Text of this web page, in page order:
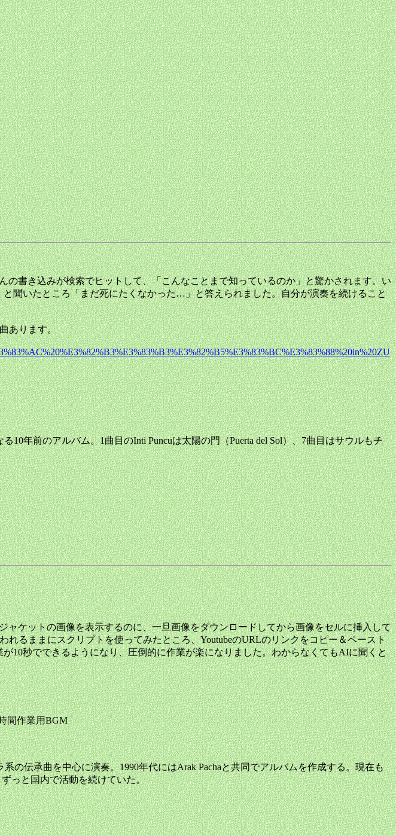
書き込みが検索でヒットして、「こんなことまで知っているのか」と驚かされます。い
聞いたところ「まだ死にたくなかった…」と答えられました。自分が演奏を続けること
あります。
年前のアルバム。1曲目のInti Puncuは太陽の門（Puerta del Sol）、7曲目はサウルもチ
ケットの画像を表示するのに、一旦画像をダウンロードしてから画像をセルに挿入して
れるままにスクリプトを使ってみたところ、YoutubeのURLのリンクをコピー＆ペースト
10秒でできるようになり、圧倒的に作業が楽になりました。わからなくてもAIに聞くと
間作業用BGM
伝承曲を中心に演奏。1990年代にはArak Pachaと共同でアルバムを作成する。現在も
っと国内で活動を続けていた。